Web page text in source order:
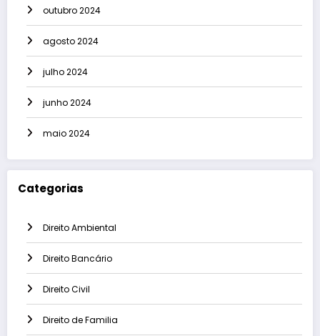
outubro 2024
agosto 2024
julho 2024
junho 2024
maio 2024
Categorias
Direito Ambiental
Direito Bancário
Direito Civil
Direito de Familia